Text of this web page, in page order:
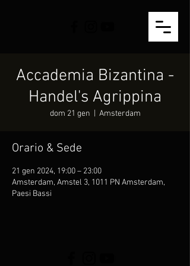
Accademia Bizantina -
Handel's Agrippina
dom 21 gen Amsterdam
Orario & Sede
21 gen 2024, 19:00 – 23:00
Amsterdam, Amstel 3, 1011 PN Amsterdam,
Paesi Bassi